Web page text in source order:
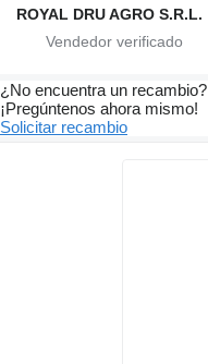
ROYAL DRU AGRO S.R.L.
¿No encuentra un recambio?
¡Pregúntenos ahora mismo!
Solicitar recambio